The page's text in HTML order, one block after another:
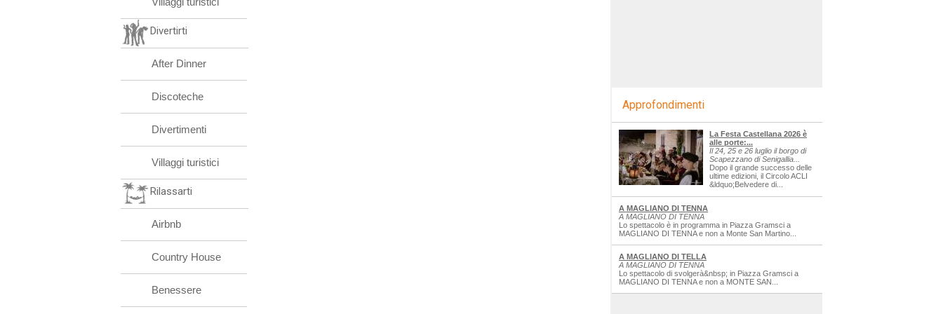
Divertirti
After Dinner
Discoteche
Divertimenti
Villaggi turistici
Rilassarti
Airbnb
Country House
Benessere
Approfondimenti
La Festa Castellana 2026 è
alle porte:...
Il 24, 25 e 26 luglio il borgo di
Scapezzano di Senigallia...
Dopo il grande successo delle
ultime edizioni, il Circolo ACLI
&ldquo;Belvedere di...
A MAGLIANO DI TENNA
A MAGLIANO DI TENNA
Lo spettacolo è in programma in Piazza Gramsci a
MAGLIANO DI TENNA e non a Monte San Martino...
A MAGLIANO DI TELLA
A MAGLIANO DI TENNA
Lo spettacolo di svolgerà&nbsp; in Piazza Gramsci a
MAGLIANO DI TENNA e non a MONTE SAN...